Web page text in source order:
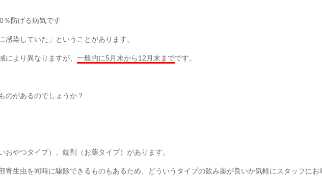
％防げる病気です
感染していた」ということがあります。
により異なりますが、 一般的に5月末から12月末までです。
のがあるのでしょうか？
おやつタイプ）、錠剤（お薬タイプ）があります。
寄生虫を同時に駆除できるものもあるため、どういうタイプの飲み薬が良いか気軽にスタッフにお